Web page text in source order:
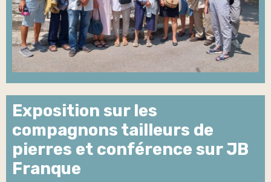
Exposition sur les
compagnons tailleurs de
pierres et conférence sur JB
Franque